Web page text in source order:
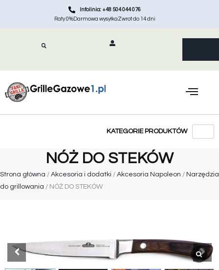
Infolinia: +48 504 044 076
Raty 0%Darmowa wysyłkaZwrot do 14 dni
NÓŻ DO STEKÓW
Strona główna / Akcesoria i dodatki / Akcesoria Napoleon / Narzędzia
do grillowania / NÓŻ DO STEKÓW